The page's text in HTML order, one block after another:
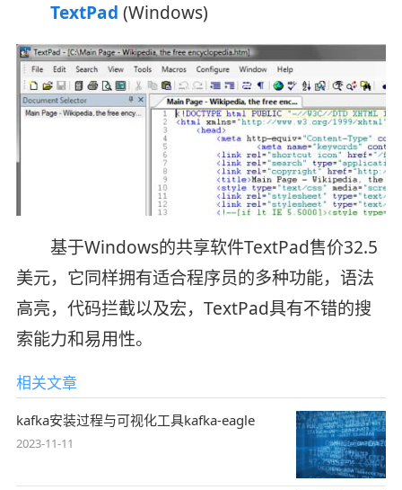
TextPad (Windows)
基于Windows的共享软件TextPad售价32.5
美元，它同样拥有适合程序员的多种功能，语法
高亮，代码拦截以及宏，TextPad具有不错的搜
索能力和易用性。
相关文章
kafka安装过程与可视化工具kafka-eagle
2023-11-11